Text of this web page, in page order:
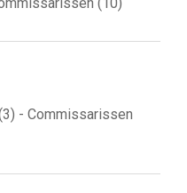
- Commissarissen